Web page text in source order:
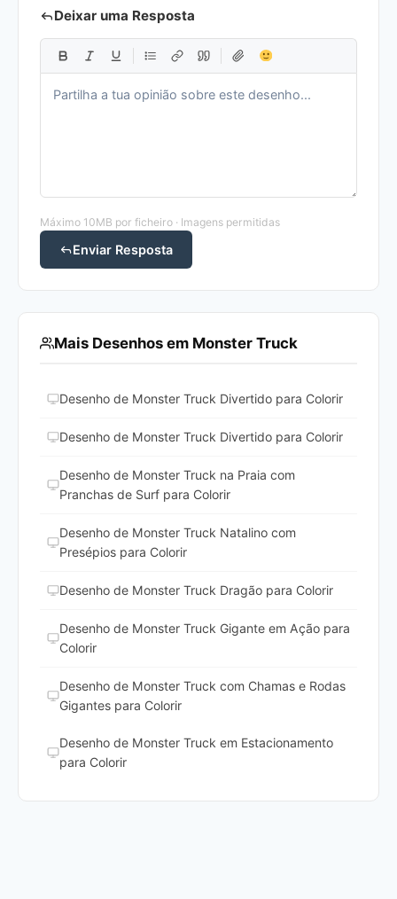
Deixar uma Resposta
Máximo 10MB por ficheiro · Imagens permitidas
Enviar Resposta
Mais Desenhos em Monster Truck
Desenho de Monster Truck Divertido para Colorir
Desenho de Monster Truck Divertido para Colorir
Desenho de Monster Truck na Praia com
Pranchas de Surf para Colorir
Desenho de Monster Truck Natalino com
Presépios para Colorir
Desenho de Monster Truck Dragão para Colorir
Desenho de Monster Truck Gigante em Ação para
Colorir
Desenho de Monster Truck com Chamas e Rodas
Gigantes para Colorir
Desenho de Monster Truck em Estacionamento
para Colorir